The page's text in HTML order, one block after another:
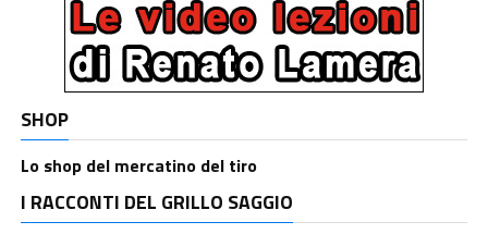
SHOP
Lo shop del mercatino del tiro
I RACCONTI DEL GRILLO SAGGIO